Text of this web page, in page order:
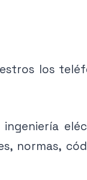
los
normas,